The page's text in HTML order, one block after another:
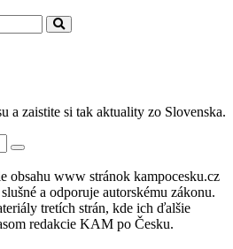
a zaistite si tak aktuality zo Slovenska.
obsahu www stránok kampocesku.cz
a odporuje autorskému zákonu.
tretích strán, kde ich ďalšie
redakcie KAM po Česku.